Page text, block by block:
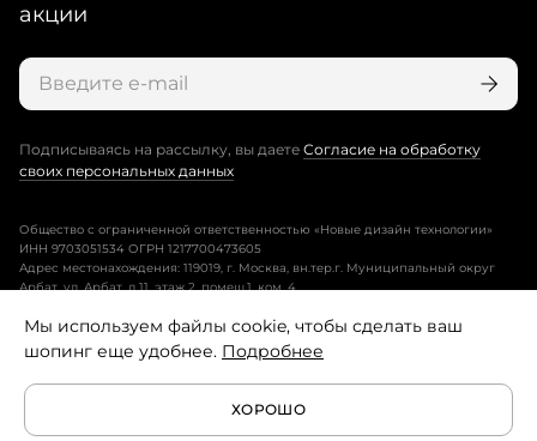
акции
Подписываясь на рассылку, вы даете Согласие на обработку
своих персональных данных
Общество с ограниченной ответственностью «Новые дизайн технологии»
ИНН 9703051534 ОГРН 1217700473605
Адрес местонахождения: 119019, г. Москва, вн.тер.г. Муниципальный округ
Арбат, ул. Арбат, д.11, этаж 2, помещ.1, ком. 4.
Пользовательское соглашение
Политика конфиденциальности
Условия программы лояльности
Мы используем файлы cookie, чтобы сделать ваш
шопинг еще удобнее. Подробнее
ХОРОШО